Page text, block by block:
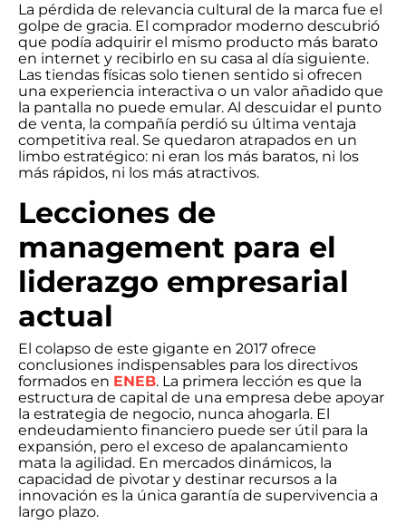
La pérdida de relevancia cultural de la marca fue el
golpe de gracia. El comprador moderno descubrió
que podía adquirir el mismo producto más barato
en internet y recibirlo en su casa al día siguiente.
Las tiendas físicas solo tienen sentido si ofrecen
una experiencia interactiva o un valor añadido que
la pantalla no puede emular. Al descuidar el punto
de venta, la compañía perdió su última ventaja
competitiva real. Se quedaron atrapados en un
limbo estratégico: ni eran los más baratos, ni los
más rápidos, ni los más atractivos.
Lecciones de
management para el
liderazgo empresarial
actual
El colapso de este gigante en 2017 ofrece
conclusiones indispensables para los directivos
formados en ENEB. La primera lección es que la
estructura de capital de una empresa debe apoyar
la estrategia de negocio, nunca ahogarla. El
endeudamiento financiero puede ser útil para la
expansión, pero el exceso de apalancamiento
mata la agilidad. En mercados dinámicos, la
capacidad de pivotar y destinar recursos a la
innovación es la única garantía de supervivencia a
largo plazo.